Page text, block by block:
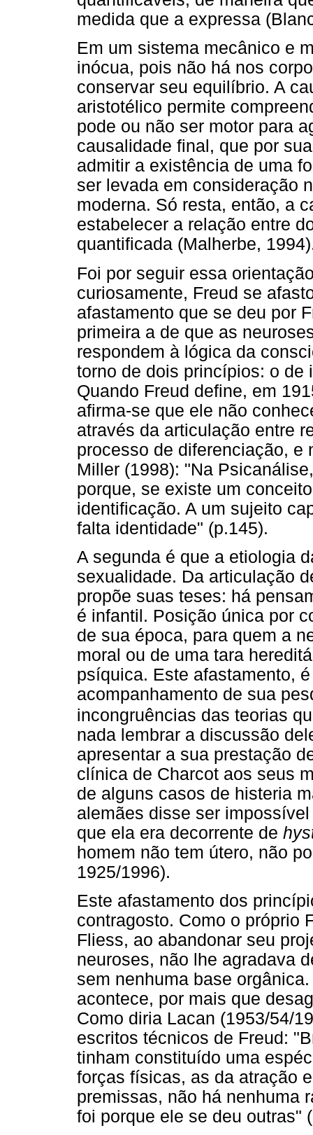
medida que a expressa
Em um sistema mecânico e
inócua, pois não há nos
conservar seu equilíbrio. A
aristotélico permite
pode ou não ser motor para
causalidade final, que por
admitir a existência de uma
ser levada em consideração
moderna. Só resta, então, a
estabelecer a relação entre
quantificada (Malherbe,
Foi por seguir essa
curiosamente, Freud se
afastamento que se deu por
primeira a de que as
respondem à lógica da
torno de dois princípios: o de
Quando Freud define, em
afirma-se que ele não
através da articulação entre
processo de diferenciação, e
Miller (1998): "Na
porque, se existe um
identificação. A um sujeito
falta identidade" (p.145).
A segunda é que a etiologia
sexualidade. Da articulação
propõe suas teses: há
é infantil. Posição única por
de sua época, para quem a
moral ou de uma tara
psíquica. Este afastamento,
acompanhamento de sua
incongruências das teorias
nada lembrar a discussão
apresentar a sua prestação
clínica de Charcot aos seus
de alguns casos de histeria
alemães disse ser
que ela era decorrente de
homem não tem útero, não
1925/1996).
Este afastamento dos
contragosto. Como o próprio
Fliess, ao abandonar seu
neuroses, não lhe agradava
sem nenhuma base
acontece, por mais que
Como diria Lacan (1953/54/
escritos técnicos de Freud:
tinham constituído uma
forças físicas, as da atração
premissas, não há nenhuma
foi porque ele se deu outras"